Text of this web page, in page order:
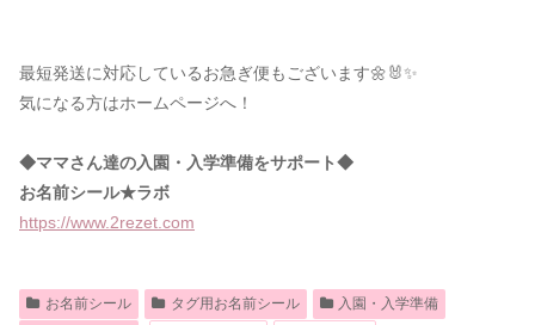
最短発送に対応しているお急ぎ便もございます🌼🐰✨
気になる方はホームページへ！
◆ママさん達の入園・入学準備をサポート◆
お名前シール★ラボ
https://www.2rezet.com
お名前シール タグ用お名前シール
入園・入学準備